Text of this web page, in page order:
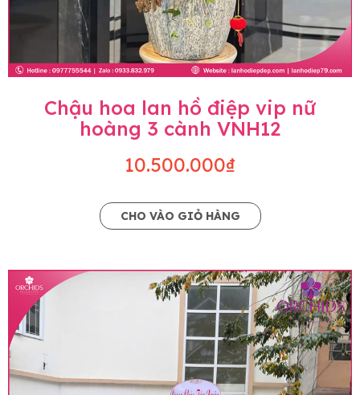
Chậu hoa lan hồ điệp vip nữ
hoàng 3 cành VNH12
10.500.000₫
CHO VÀO GIỎ HÀNG